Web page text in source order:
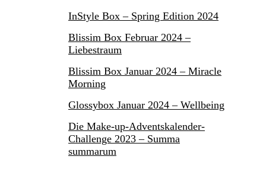
InStyle Box – Spring Edition 2024
Blissim Box Februar 2024 –
Liebestraum
Blissim Box Januar 2024 – Miracle
Morning
Glossybox Januar 2024 – Wellbeing
Die Make-up-Adventskalender-
Challenge 2023 – Summa
summarum